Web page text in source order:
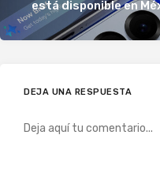
está disponible en
DEJA UNA RESPUESTA